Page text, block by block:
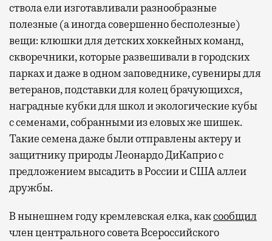
ствола ели изготавливали разнообразные
полезные (а иногда совершенно бесполезные)
вещи: клюшки для детских хоккейных команд,
скворечники, которые развешивали в городских
парках и даже в одном заповеднике, сувениры для
ветеранов, подставки для колец брачующихся,
наградные кубки для школ и экологические кубы
с семенами, собранными из еловых же шишек.
Такие семена даже были отправлены актеру и
защитнику природы Леонардо ДиКаприо с
предложением высадить в России и США аллеи
дружбы.
В нынешнем году кремлевская елка, каксообщил
член центрального совета Всероссийского